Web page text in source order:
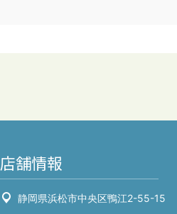
店舗情報
静岡県浜松市中央区鴨江2-55-15